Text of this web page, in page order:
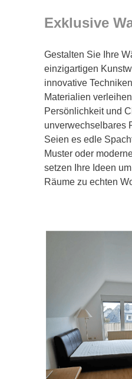
Exklusive
Gestalten Sie Ihre
einzigartigen
innovative
Materialien
Persönlichkeit und
unverwechselbares
Seien es edle
Muster oder
setzen Ihre Ideen
Räume zu echten